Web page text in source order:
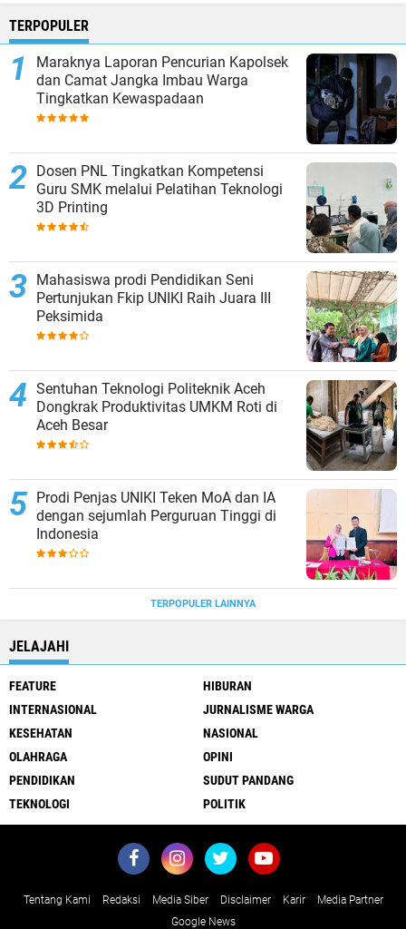
TERPOPULER
Maraknya Laporan Pencurian Kapolsek
dan Camat Jangka Imbau Warga
Tingkatkan Kewaspadaan
Dosen PNL Tingkatkan Kompetensi
Guru SMK melalui Pelatihan Teknologi
3D Printing
Mahasiswa prodi Pendidikan Seni
Pertunjukan Fkip UNIKI Raih Juara III
Peksimida
Sentuhan Teknologi Politeknik Aceh
Dongkrak Produktivitas UMKM Roti di
Aceh Besar
Prodi Penjas UNIKI Teken MoA dan IA
dengan sejumlah Perguruan Tinggi di
Indonesia
TERPOPULER LAINNYA
JELAJAHI
FEATURE
HIBURAN
INTERNASIONAL
JURNALISME WARGA
KESEHATAN
NASIONAL
OLAHRAGA
OPINI
PENDIDIKAN
SUDUT PANDANG
TEKNOLOGI
POLITIK
Tentang Kami Redaksi Media Siber Disclaimer Karir
Media Partner
Google News